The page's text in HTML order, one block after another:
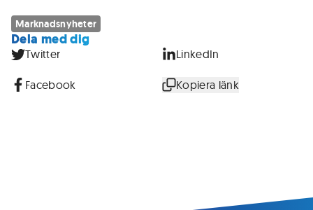
Marknadsnyheter
Dela med dig
Twitter LinkedIn
Facebook Kopiera länk